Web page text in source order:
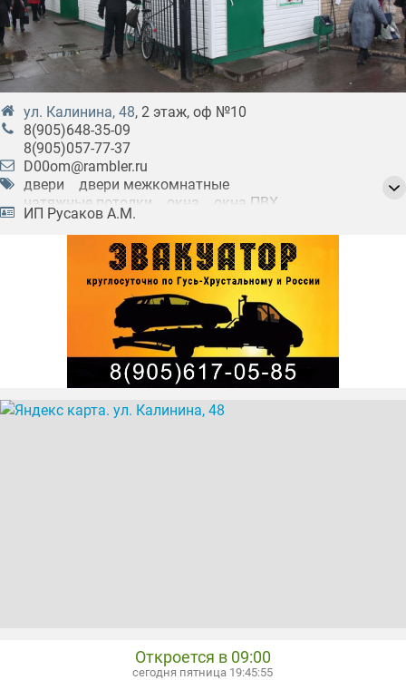
ул. Калинина, 48, 2 этаж, оф №10
8(905)648-35-09
8(905)057-77-37
D00om@rambler.ru
двери
двери межкомнатные
натяжные потолки
окна
окна ПВХ
окна деревянные
строительные работы
ИП Русаков А.М.
Откроется в 09:00
сегодня пятница 19:45:55